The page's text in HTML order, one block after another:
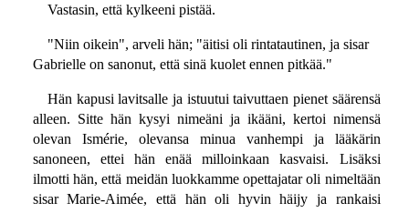
Vastasin, että kylkeeni pistää.
"Niin oikein", arveli hän; "äitisi oli rintatautinen, ja sisar
Gabrielle on sanonut, että sinä kuolet ennen pitkää."
Hän kapusi lavitsalle ja istuutui taivuttaen pienet säärensä
alleen. Sitte hän kysyi nimeäni ja ikääni, kertoi nimensä
olevan Ismérie, olevansa minua vanhempi ja lääkärin
sanoneen, ettei hän enää milloinkaan kasvaisi. Lisäksi
ilmotti hän, että meidän luokkamme opettajatar oli nimeltään
sisar Marie-Aimée, että hän oli hyvin häijy ja rankaisi